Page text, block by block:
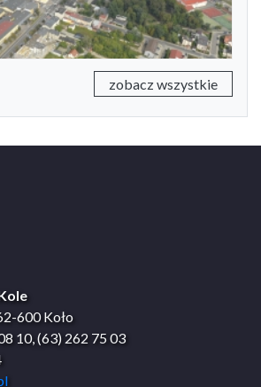
zobacz wszystkie
600 Koło
10, (63) 262 75 03